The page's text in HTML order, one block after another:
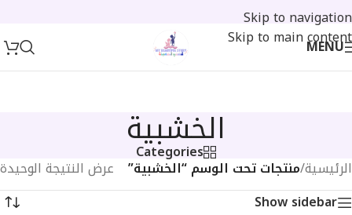
Skip to navigation
Skip to main content
MENU
الخشبية
Categories
الرئيسية/منتجات تحت الوسم “الخشبية”
عرض النتيجة الوحيدة
Show sidebar